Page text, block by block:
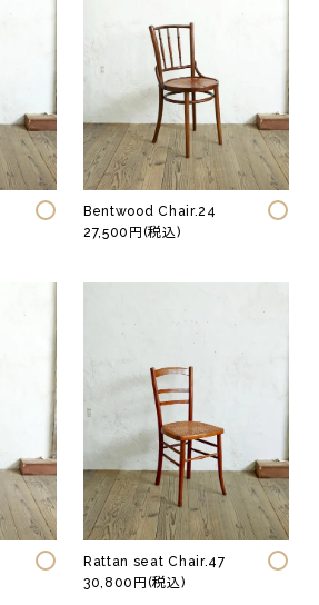
Bentwood Chair.24
27,500円(税込)
Rattan seat Chair.47
30,800円(税込)